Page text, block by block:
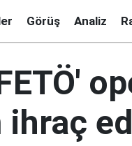
Görüş Analiz
ihraç